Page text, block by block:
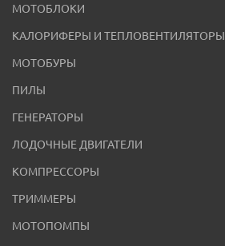
МОТОБЛОКИ
КАЛОРИФЕРЫ И ТЕПЛОВЕНТИЛЯТОРЫ
МОТОБУРЫ
ПИЛЫ
ГЕНЕРАТОРЫ
ЛОДОЧНЫЕ ДВИГАТЕЛИ
КОМПРЕССОРЫ
ТРИММЕРЫ
МОТОПОМПЫ